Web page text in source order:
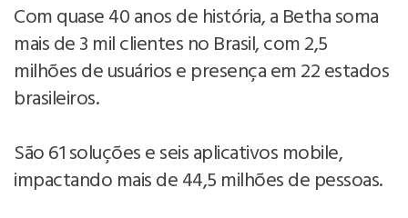
Com quase 40 anos de história, a Betha soma
mais de 3 mil clientes no Brasil, com 2,5
milhões de usuários e presença em 22 estados
brasileiros.
São 61 soluções e seis aplicativos mobile,
impactando mais de 44,5 milhões de pessoas.